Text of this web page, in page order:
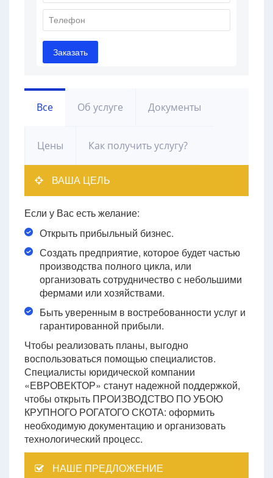
Все Об услуге Документы
Цены Как получить услугу?
ВАША ЦЕЛЬ
Если у Вас есть желание:
Открыть прибыльный бизнес.
Создать предприятие, которое будет частью
производства полного цикла, или
организовать сотрудничество с небольшими
фермами или хозяйствами.
Быть уверенным в востребованности услуг и
гарантированной прибыли.
Чтобы реализовать планы, выгодно
воспользоваться помощью специалистов.
Специалисты юридической компании
«ЕВРОВЕКТОР» станут надежной поддержкой,
чтобы открыть ПРОИЗВОДСТВО ПО УБОЮ
КРУПНОГО РОГАТОГО СКОТА: оформить
необходимую документацию и организовать
технологический процесс.
НАШЕ ПРЕДЛОЖЕНИЕ